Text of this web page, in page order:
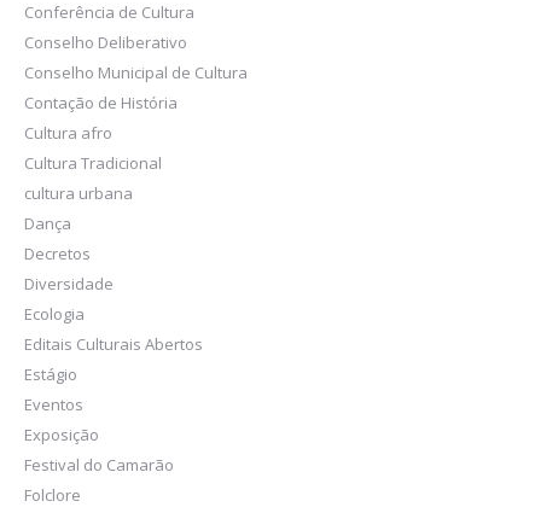
Conferência de Cultura
Conselho Deliberativo
Conselho Municipal de Cultura
Contação de História
Cultura afro
Cultura Tradicional
cultura urbana
Dança
Decretos
Diversidade
Ecologia
Editais Culturais Abertos
Estágio
Eventos
Exposição
Festival do Camarão
Folclore